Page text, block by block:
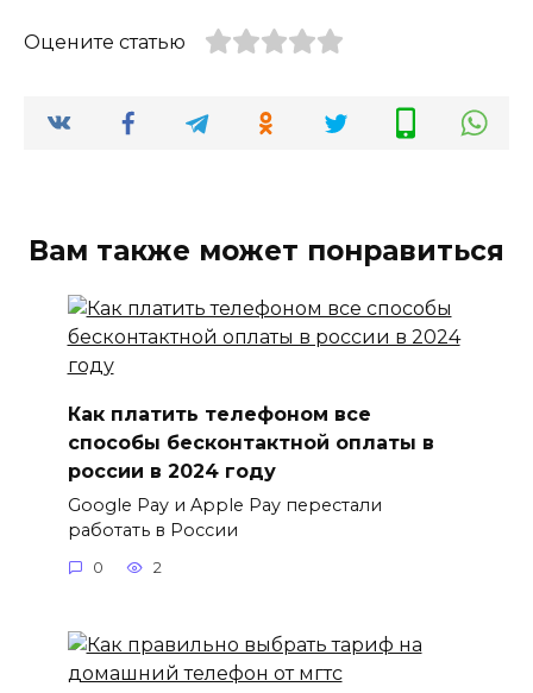
Оцените статью
Вам также может понравиться
Как платить телефоном все
способы бесконтактной оплаты в
россии в 2024 году
Google Pay и Apple Pay перестали
работать в России
0 2